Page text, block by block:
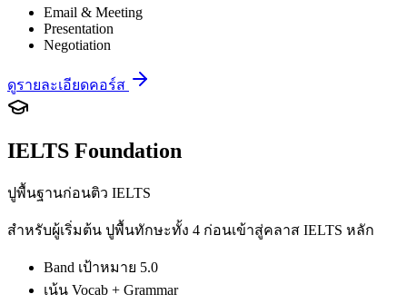
Email & Meeting
Presentation
Negotiation
ดูรายละเอียดคอร์ส
IELTS Foundation
ปูพื้นฐานก่อนติว IELTS
สำหรับผู้เริ่มต้น ปูพื้นทักษะทั้ง 4 ก่อนเข้าสู่คลาส IELTS หลัก
Band เป้าหมาย 5.0
เน้น Vocab + Grammar